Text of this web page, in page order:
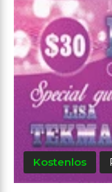
Kostenlos